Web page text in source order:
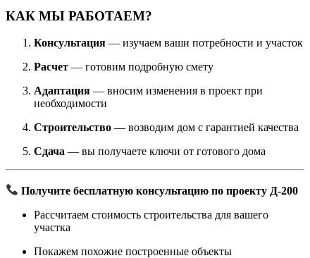
КАК МЫ РАБОТАЕМ?
Консультация — изучаем ваши потребности и участок
Расчет — готовим подробную смету
Адаптация — вносим изменения в проект при
необходимости
Строительство — возводим дом с гарантией качества
Сдача — вы получаете ключи от готового дома
Получите бесплатную консультацию по проекту Д-200
Рассчитаем стоимость строительства для вашего
участка
Покажем похожие построенные объекты